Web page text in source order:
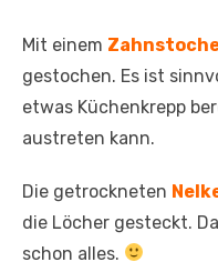
Mit einem
gestochen. Es ist
etwas Küchenkrepp
austreten kann.
Die getrockneten
die Löcher gesteckt.
schon alles.